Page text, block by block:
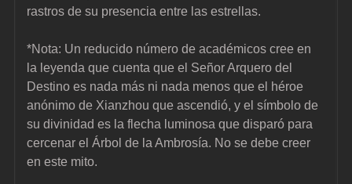
rastros de su presencia entre las estrellas.
*Nota: Un reducido número de académicos cree en
la leyenda que cuenta que el Señor Arquero del
Destino es nada más ni nada menos que el héroe
anónimo de Xianzhou que ascendió, y el símbolo de
su divinidad es la flecha luminosa que disparó para
cercenar el Árbol de la Ambrosía. No se debe creer
en este mito.